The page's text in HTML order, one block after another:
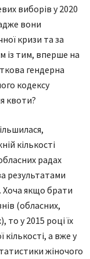
виборів у 2020
вони
кризи та за
із тим, вперше на
гендерна
кодексу
квоти?
кількості
радах
результатами
Хоча якщо брати
(обласних,
то у 2015 році їх
кількості, а вже у
жіночого